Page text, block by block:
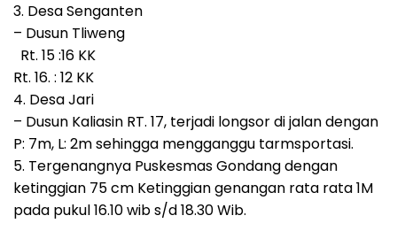
3. Desa Senganten
– Dusun Tliweng
Rt. 15 :16 KK
Rt. 16. : 12 KK
4. Desa Jari
– Dusun Kaliasin RT. 17, terjadi longsor di jalan dengan
P: 7m, L: 2m sehingga mengganggu tarmsportasi.
5. Tergenangnya Puskesmas Gondang dengan
ketinggian 75 cm Ketinggian genangan rata rata 1M
pada pukul 16.10 wib s/d 18.30 Wib.